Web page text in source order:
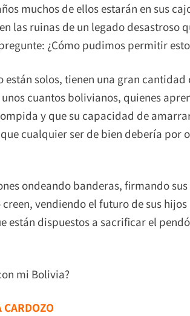
muchos de ellos estarán en sus
las ruinas de un legado desastroso
¿Cómo pudimos permitir
solos, tienen una gran cantidad
cuantos bolivianos, quienes
y que su capacidad de
cualquier ser de bien debería por
ondeando banderas, firmando
vendiendo el futuro de sus
están dispuestos a sacrificar el
mi Bolivia?
CARDOZO